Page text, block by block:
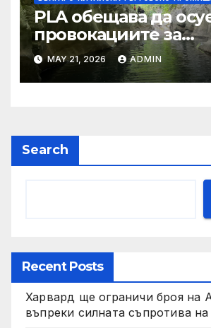
PLA обещава да
провокациите за
„независимост на
MAY 21, 2026 ADMIN
Search
Recent Posts
Харвард ще ограничи броя на
въпреки силната съпротива на